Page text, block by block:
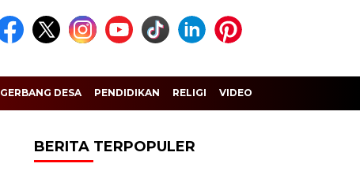
GERBANG DESA PENDIDIKAN RELIGI VIDEO
BERITA TERPOPULER